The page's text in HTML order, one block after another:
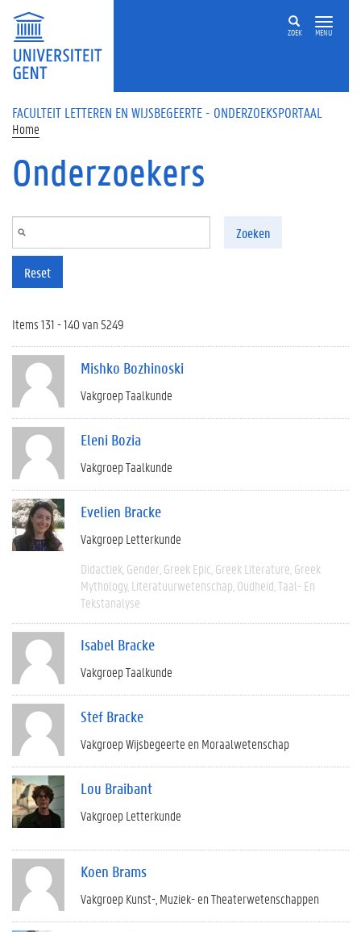
Overslaan en naar de inhoud gaan
ZOEK MENU
FACULTEIT LETTEREN EN WIJSBEGEERTE - ONDERZOEKSPORTAAL
Home
Onderzoekers
Zoeken
Reset
Items 131 - 140 van 5249
Mishko Bozhinoski
Vakgroep Taalkunde
Eleni Bozia
Vakgroep Taalkunde
Evelien Bracke
Vakgroep Letterkunde
Didactiek Gender Greek Epic Greek Literature Greek
Mythology Literatuurwetenschap Oudheid Taal- En
Tekstanalyse
Isabel Bracke
Vakgroep Taalkunde
Stef Bracke
Vakgroep Wijsbegeerte en Moraalwetenschap
Lou Braibant
Vakgroep Letterkunde
Koen Brams
Vakgroep Kunst-, Muziek- en Theaterwetenschappen